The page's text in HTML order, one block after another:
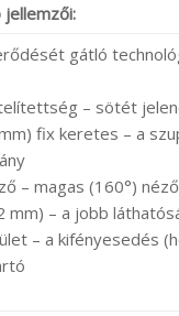
gátló
– sötét
fix keretes – a
– magas (160°)
– a jobb
– a kifényesedés